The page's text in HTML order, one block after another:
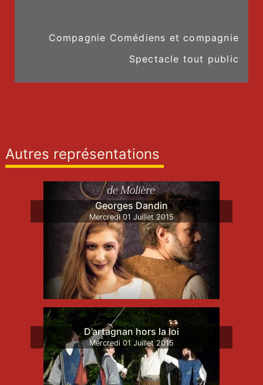
Compagnie Comédiens et compagnie
Spectacle tout public
Autres représentations
Georges Dandin
Mercredi 01 Juillet 2015
D’artagnan hors la loi
Mercredi 01 Juillet 2015